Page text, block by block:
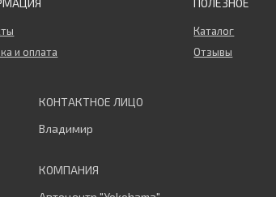
и оплата
ПОЛЕЗНОЕ
Каталог
Отзывы
Владимир